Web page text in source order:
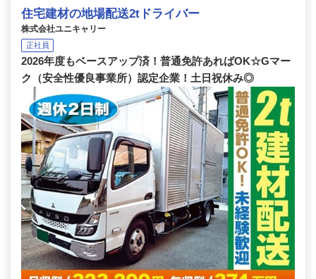
住宅建材の地場配送2tドライバー
株式会社ユニキャリー
正社員
2026年度もベースアップ済！普通免許あればOK☆Gマー
ク（安全性優良事業所）認定企業！土日祝休み◎